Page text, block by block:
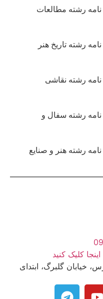
نامه رشته مطالعات
رشته تاریخ هنر
نامه رشته نقاشی
نامه رشته سفال و
نامه رشته هنر و صنایع
کلیک کنید
خیابان گلبرگ، ابتدای